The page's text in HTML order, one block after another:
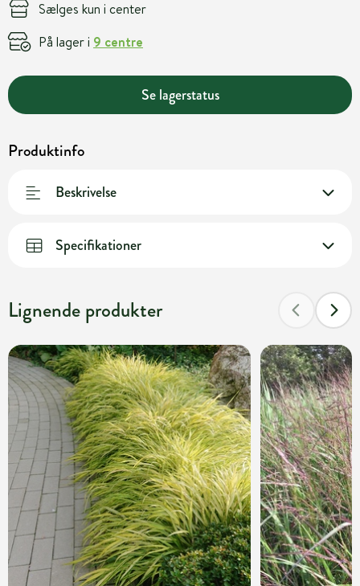
Sælges kun i center
På lager i 9 centre
Se lagerstatus
Produktinfo
Beskrivelse
Specifikationer
Lignende produkter